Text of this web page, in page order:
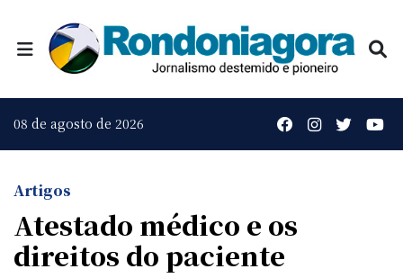
08 de agosto de 2026
Artigos
Atestado médico e os
direitos do paciente